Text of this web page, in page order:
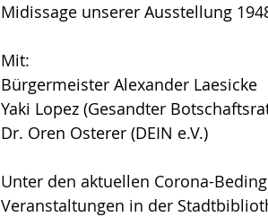
Midissage unserer Ausstellung
Mit:
Bürgermeister Alexander Laesicke
Yaki Lopez (Gesandter
Dr. Oren Osterer (DEIN e.V.)
Unter den aktuellen Corona-
Veranstaltungen in der